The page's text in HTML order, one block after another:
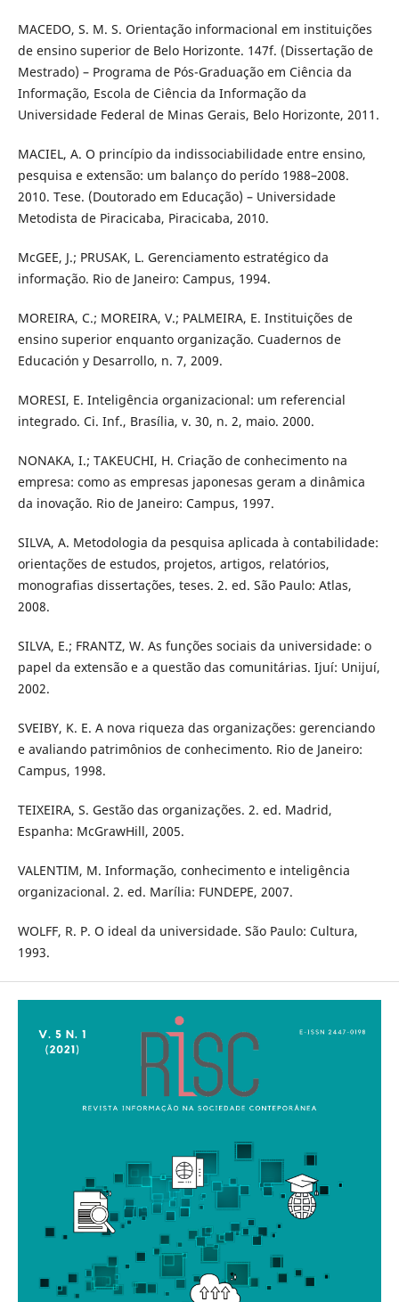
MACEDO, S. M. S. Orientação informacional em instituições
de ensino superior de Belo Horizonte. 147f. (Dissertação de
Mestrado) – Programa de Pós-Graduação em Ciência da
Informação, Escola de Ciência da Informação da
Universidade Federal de Minas Gerais, Belo Horizonte, 2011.
MACIEL, A. O princípio da indissociabilidade entre ensino,
pesquisa e extensão: um balanço do perído 1988–2008.
2010. Tese. (Doutorado em Educação) – Universidade
Metodista de Piracicaba, Piracicaba, 2010.
McGEE, J.; PRUSAK, L. Gerenciamento estratégico da
informação. Rio de Janeiro: Campus, 1994.
MOREIRA, C.; MOREIRA, V.; PALMEIRA, E. Instituições de
ensino superior enquanto organização. Cuadernos de
Educación y Desarrollo, n. 7, 2009.
MORESI, E. Inteligência organizacional: um referencial
integrado. Ci. Inf., Brasília, v. 30, n. 2, maio. 2000.
NONAKA, I.; TAKEUCHI, H. Criação de conhecimento na
empresa: como as empresas japonesas geram a dinâmica
da inovação. Rio de Janeiro: Campus, 1997.
SILVA, A. Metodologia da pesquisa aplicada à contabilidade:
orientações de estudos, projetos, artigos, relatórios,
monografias dissertações, teses. 2. ed. São Paulo: Atlas,
2008.
SILVA, E.; FRANTZ, W. As funções sociais da universidade: o
papel da extensão e a questão das comunitárias. Ijuí: Unijuí,
2002.
SVEIBY, K. E. A nova riqueza das organizações: gerenciando
e avaliando patrimônios de conhecimento. Rio de Janeiro:
Campus, 1998.
TEIXEIRA, S. Gestão das organizações. 2. ed. Madrid,
Espanha: McGrawHill, 2005.
VALENTIM, M. Informação, conhecimento e inteligência
organizacional. 2. ed. Marília: FUNDEPE, 2007.
WOLFF, R. P. O ideal da universidade. São Paulo: Cultura,
1993.